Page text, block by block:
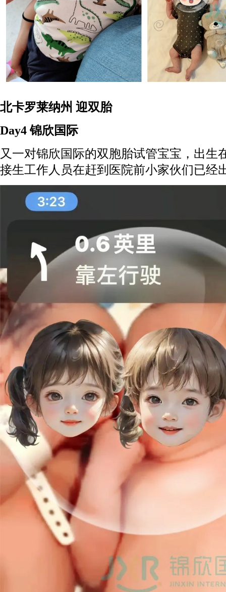
北卡罗莱纳州 迎双胎
Day4 锦欣国际
又一对锦欣国际的双胞胎试管宝宝，出生
接生工作人员在赶到医院前小家伙们已经